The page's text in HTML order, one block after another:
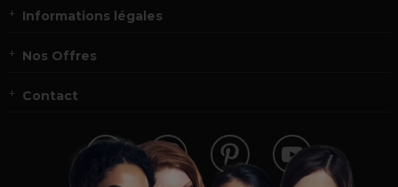
Informations légales
Nos Offres
Contact